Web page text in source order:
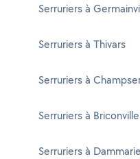
Serruriers à
Serruriers à Thivars
Serruriers à
Serruriers à Briconville
Serruriers à Dammarie